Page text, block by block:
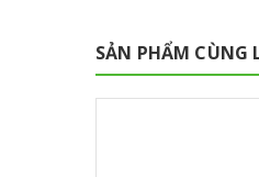
SẢN PHẨM CÙNG